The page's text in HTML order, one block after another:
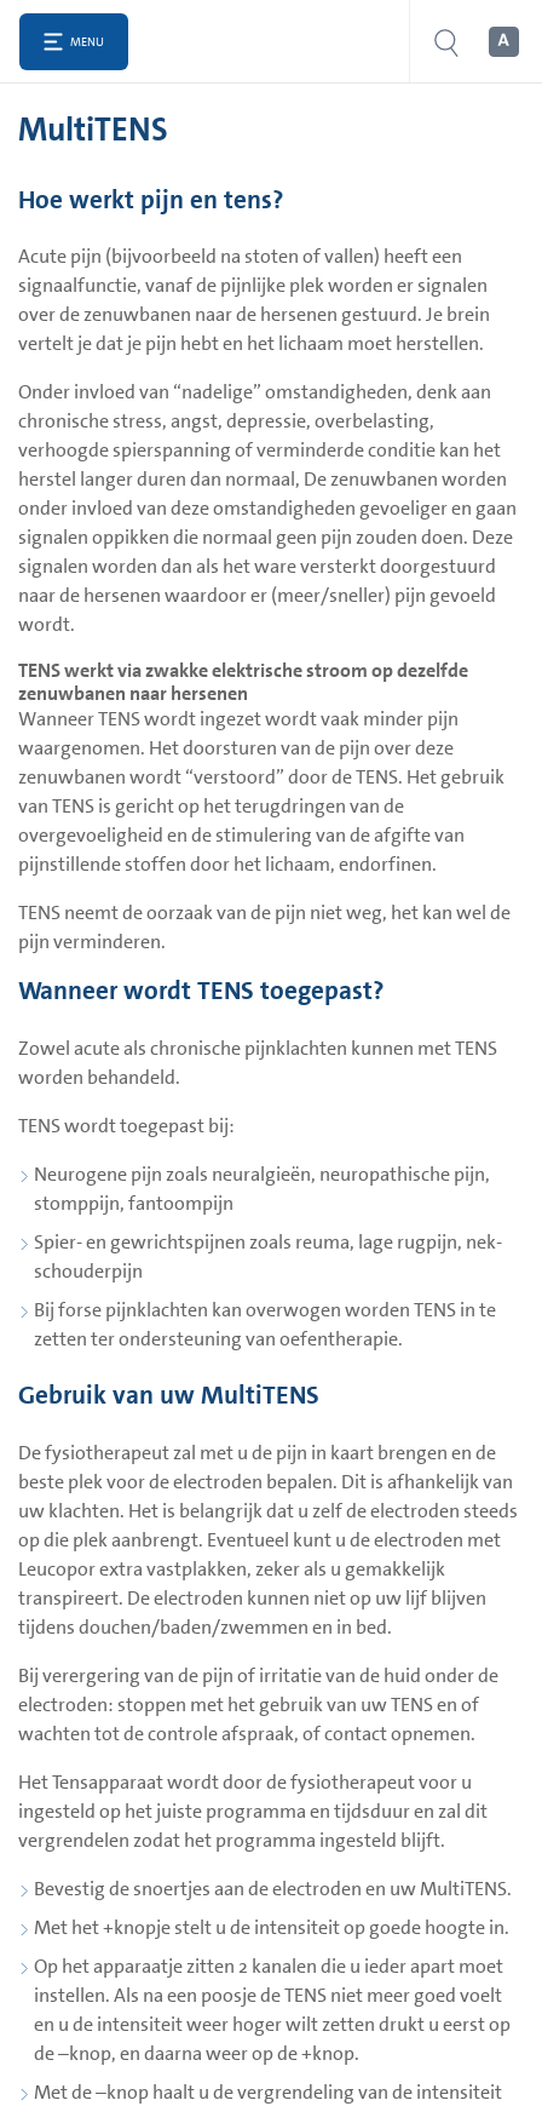
MENU
MultiTENS
Hoe werkt pijn en tens?
Acute pijn (bijvoorbeeld na stoten of vallen) heeft een
signaalfunctie, vanaf de pijnlijke plek worden er signalen
over de zenuwbanen naar de hersenen gestuurd. Je brein
vertelt je dat je pijn hebt en het lichaam moet herstellen.
Onder invloed van “nadelige” omstandigheden, denk aan
chronische stress, angst, depressie, overbelasting,
verhoogde spierspanning of verminderde conditie kan het
herstel langer duren dan normaal, De zenuwbanen worden
onder invloed van deze omstandigheden gevoeliger en gaan
signalen oppikken die normaal geen pijn zouden doen. Deze
signalen worden dan als het ware versterkt doorgestuurd
naar de hersenen waardoor er (meer/sneller) pijn gevoeld
wordt.
TENS werkt via zwakke elektrische stroom op dezelfde
zenuwbanen naar hersenen
Wanneer TENS wordt ingezet wordt vaak minder pijn
waargenomen. Het doorsturen van de pijn over deze
zenuwbanen wordt “verstoord” door de TENS. Het gebruik
van TENS is gericht op het terugdringen van de
overgevoeligheid en de stimulering van de afgifte van
pijnstillende stoffen door het lichaam, endorfinen.
TENS neemt de oorzaak van de pijn niet weg, het kan wel de
pijn verminderen.
Wanneer wordt TENS toegepast?
Zowel acute als chronische pijnklachten kunnen met TENS
worden behandeld.
TENS wordt toegepast bij:
Neurogene pijn zoals neuralgieën, neuropathische pijn,
stomppijn, fantoompijn
Spier- en gewrichtspijnen zoals reuma, lage rugpijn, nek-
schouderpijn
Bij forse pijnklachten kan overwogen worden TENS in te
zetten ter ondersteuning van oefentherapie.
Gebruik van uw MultiTENS
De fysiotherapeut zal met u de pijn in kaart brengen en de
beste plek voor de electroden bepalen. Dit is afhankelijk van
uw klachten. Het is belangrijk dat u zelf de electroden steeds
op die plek aanbrengt. Eventueel kunt u de electroden met
Leucopor extra vastplakken, zeker als u gemakkelijk
transpireert. De electroden kunnen niet op uw lijf blijven
tijdens douchen/baden/zwemmen en in bed.
Bij verergering van de pijn of irritatie van de huid onder de
electroden: stoppen met het gebruik van uw TENS en of
wachten tot de controle afspraak, of contact opnemen.
Het Tensapparaat wordt door de fysiotherapeut voor u
ingesteld op het juiste programma en tijdsduur en zal dit
vergrendelen zodat het programma ingesteld blijft.
Bevestig de snoertjes aan de electroden en uw MultiTENS.
Met het +knopje stelt u de intensiteit op goede hoogte in.
Op het apparaatje zitten 2 kanalen die u ieder apart moet
instellen. Als na een poosje de TENS niet meer goed voelt
en u de intensiteit weer hoger wilt zetten drukt u eerst op
de –knop, en daarna weer op de +knop.
Met de –knop haalt u de vergrendeling van de intensiteit